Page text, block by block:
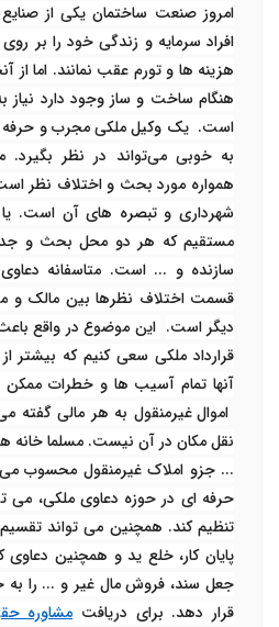
امروز صنعت ساختمان یکی از
افراد سرمایه و زندگی خود را بر
هزینه ها و تورم عقب نمانند. اما از
هنگام ساخت و ساز وجود دارد نیاز
است. یک وکیل ملکی مجرب و حرفه
به خوبی می‌تواند در نظر بگیرد.
مستقیم که هر دو محل بحث و
سازنده و ... است. متاسفانه
قسمت اختلاف نظرها بین مالک و
دیگر است. این موضوع در واقع
قرارداد ملکی سعی کنیم که بیشتر
آنها تمام آسیب‌ ها و خطرات ممکن
اموال غیرمنقول به هر مالی گفته
نقل مکان در آن نیست. مسلما خانه
... جزو املاک غیرمنقول محسوب
حرفه ای در حوزه دعاوی ملکی، می
تنظیم کند. همچنین می تواند
پایان کار، خلع ید و همچنین
جعل سند، فروش مال غیر و ... را به
قرار دهد. برای دریافت مشاوره